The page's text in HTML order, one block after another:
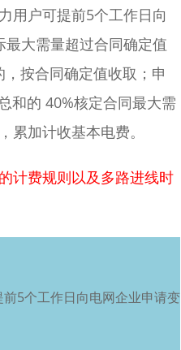
用户可提前5个工作日向
大需量超过合同确定值
按合同确定值收取；申
和的 40%核定合同最大需
加计收基本电费。
计费规则以及多路进线时
5个工作日向电网企业申请变